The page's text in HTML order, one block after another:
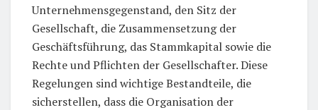
Unternehmensgegenstand, den Sitz der
Gesellschaft, die Zusammensetzung der
Geschäftsführung, das Stammkapital sowie die
Rechte und Pflichten der Gesellschafter. Diese
Regelungen sind wichtige Bestandteile, die
sicherstellen, dass die Organisation der